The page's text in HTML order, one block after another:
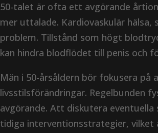
50-talet är ofta ett avgörande
mer uttalade. Kardiovaskulär
problem. Tillstånd som högt
kan hindra blodflödet till penis och
Män i 50-årsåldern bör fokusera på
livsstilsförändringar. Regelbunden
avgörande. Att diskutera
tidiga interventionsstrategier,